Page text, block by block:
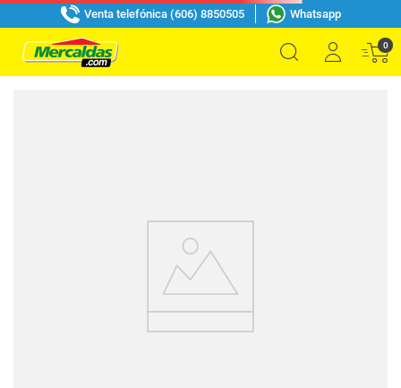
Venta telefónica (606) 8850505 Whatsapp
0